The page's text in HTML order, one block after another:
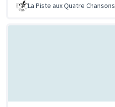
La Piste aux Quatre Chansons